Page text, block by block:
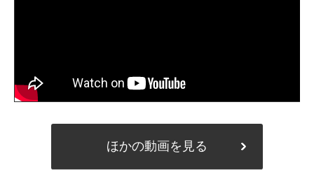
ほかの動画を見る